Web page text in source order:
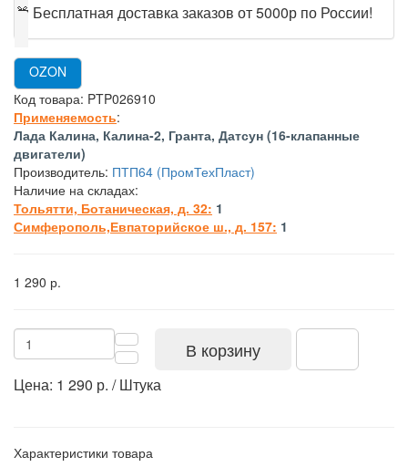
🎁 Бесплатная доставка заказов от 5000р по России!
OZON
Код товара: PTP026910
Применяемость:
Лада Калина, Калина-2, Гранта, Датсун (16-клапанные
двигатели)
Производитель: ПТП64 (ПромТехПласт)
Наличие на складах:
Тольятти, Ботаническая, д. 32: 1
Симферополь,Евпаторийское ш., д. 157: 1
1 290 р.
В корзину
Цена: 1 290 р. / Штука
Характеристики товара